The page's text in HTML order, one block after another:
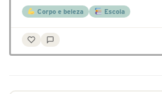
Corpo e beleza Escola